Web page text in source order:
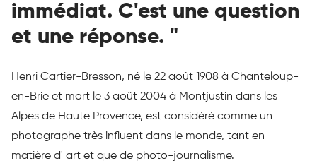
immédiat. C'est une question
et une réponse. "
Henri Cartier-Bresson, né le 22 août 1908 à Chanteloup-
en-Brie et mort le 3 août 2004 à Montjustin dans les
Alpes de Haute Provence, est considéré comme un
photographe très influent dans le monde, tant en
matière d' art et que de photo-journalisme.